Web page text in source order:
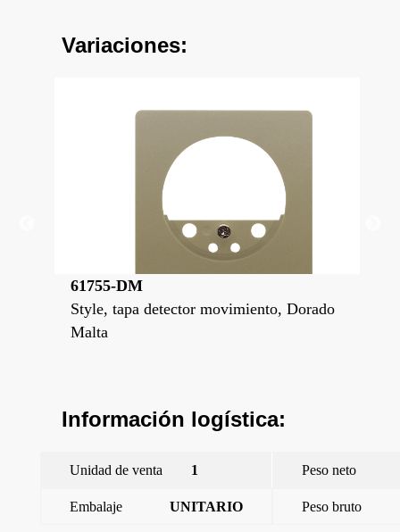
Variaciones:
61755-DM
Style, tapa detector movimiento, Dorado
Malta
Información logística:
Unidad de venta 1 Peso neto
Embalaje UNITARIO Peso bruto